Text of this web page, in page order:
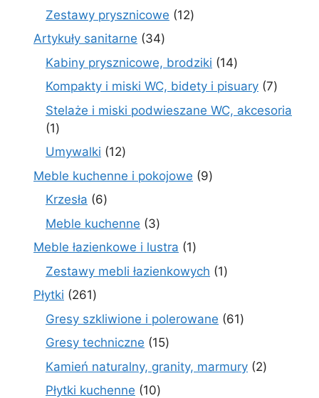
produkty
Zestawy prysznicowe 1212
Artykuły sanitarne 3434
produkty
Kabiny prysznicowe, brodziki 1414
produktów
Kompakty i miski WC, bidety i pisuary 77
Stelaże i miski podwieszane WC, akcesoria
11
produkt
Umywalki 1212
produktów
Meble kuchenne i pokojowe 99
Krzesła 66
produktów
Meble kuchenne 33
produkty
Meble łazienkowe i lustra 11
produkt
Zestawy mebli łazienkowych 11
Płytki 261261
produktów
Gresy szkliwione i polerowane 6161
Gresy techniczne 1515
produktów
Kamień naturalny, granity, marmury 22
Płytki kuchenne 1010